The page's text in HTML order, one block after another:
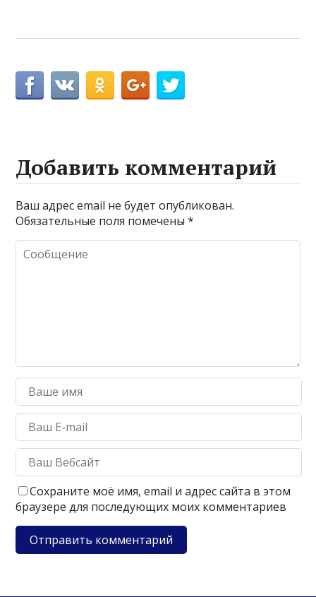
Добавить комментарий
Ваш адрес email не будет опубликован.
Обязательные поля помечены*
Сохраните моё имя, email и адрес сайта в этом
браузере для последующих моих комментариев